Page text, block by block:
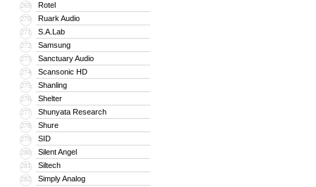
269 Rotel
270 Ruark Audio
271 S.A.Lab
272 Samsung
273 Sanctuary Audio
274 Scansonic HD
275 Shanling
276 Shelter
277 Shunyata Research
278 Shure
279 SID
280 Silent Angel
281 Siltech
282 Simply Analog